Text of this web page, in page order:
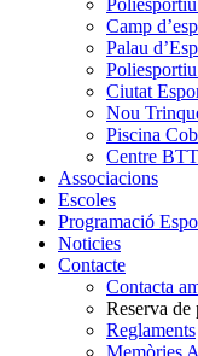
Camp
Palau
Ciutat
Nou
Piscina
Centre
Associacions
Escoles
Programació
Noticies
Contacte
Contacta
Reserva de
Reglaments
Memòries